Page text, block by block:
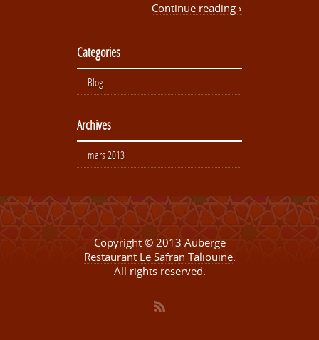
Continue reading ›
Categories
Blog
Archives
mars 2013
Copyright © 2013 Auberge
Restaurant Le Safran Taliouine.
All rights reserved.